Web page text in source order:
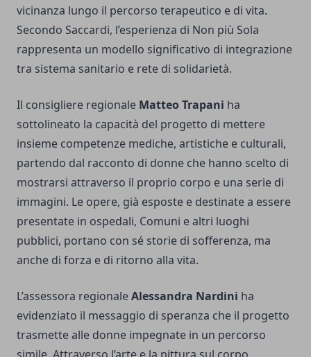
vicinanza lungo il percorso terapeutico e di vita.
Secondo Saccardi, l’esperienza di Non più Sola
rappresenta un modello significativo di integrazione
tra sistema sanitario e rete di solidarietà.
Il consigliere regionale Matteo Trapani ha
sottolineato la capacità del progetto di mettere
insieme competenze mediche, artistiche e culturali,
partendo dal racconto di donne che hanno scelto di
mostrarsi attraverso il proprio corpo e una serie di
immagini. Le opere, già esposte e destinate a essere
presentate in ospedali, Comuni e altri luoghi
pubblici, portano con sé storie di sofferenza, ma
anche di forza e di ritorno alla vita.
L’assessora regionaleAlessandra Nardini ha
evidenziato il messaggio di speranza che il progetto
trasmette alle donne impegnate in un percorso